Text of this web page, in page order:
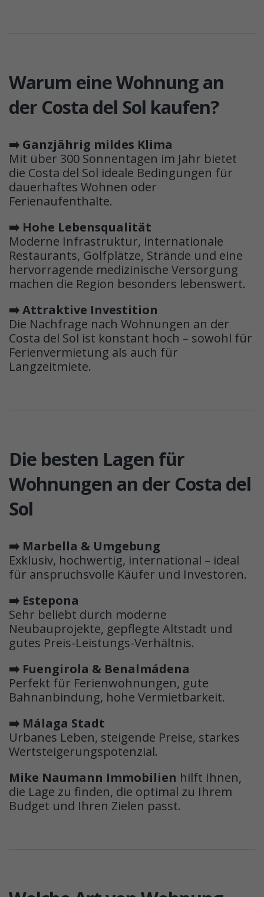
Warum eine Wohnung an
der Costa del Sol kaufen?
➡️ Ganzjährig mildes Klima
Mit über 300 Sonnentagen im Jahr bietet
die Costa del Sol ideale Bedingungen für
dauerhaftes Wohnen oder
Ferienaufenthalte.
➡️ Hohe Lebensqualität
Moderne Infrastruktur, internationale
Restaurants, Golfplätze, Strände und eine
hervorragende medizinische Versorgung
machen die Region besonders lebenswert.
➡️ Attraktive Investition
Die Nachfrage nach Wohnungen an der
Costa del Sol ist konstant hoch – sowohl für
Ferienvermietung als auch für
Langzeitmiete.
Die besten Lagen für
Wohnungen an der Costa del
Sol
➡️ Marbella & Umgebung
Exklusiv, hochwertig, international – ideal
für anspruchsvolle Käufer und Investoren.
➡️ Estepona
Sehr beliebt durch moderne
Neubauprojekte, gepflegte Altstadt und
gutes Preis-Leistungs-Verhältnis.
➡️ Fuengirola & Benalmádena
Perfekt für Ferienwohnungen, gute
Bahnanbindung, hohe Vermietbarkeit.
➡️ Málaga Stadt
Urbanes Leben, steigende Preise, starkes
Wertsteigerungspotenzial.
Mike Naumann Immobilien hilft Ihnen,
die Lage zu finden, die optimal zu Ihrem
Budget und Ihren Zielen passt.